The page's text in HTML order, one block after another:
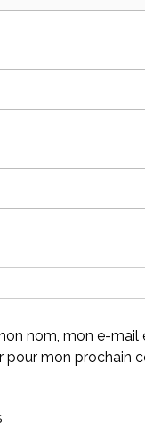
nom, mon e-mail
pour mon prochain